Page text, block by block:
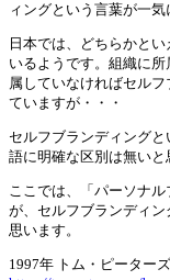
ィングという言葉が一気
日本では、どちらかと
いるようです。組織に
属していなければセル
ていますが・・・
セルフブランディング
語に明確な区別は無いと
ここでは、「パーソナ
が、セルフブランディ
思います。
1997年 トム・ピーター